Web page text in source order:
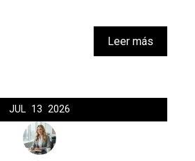
Leer más
JUL 13 2026